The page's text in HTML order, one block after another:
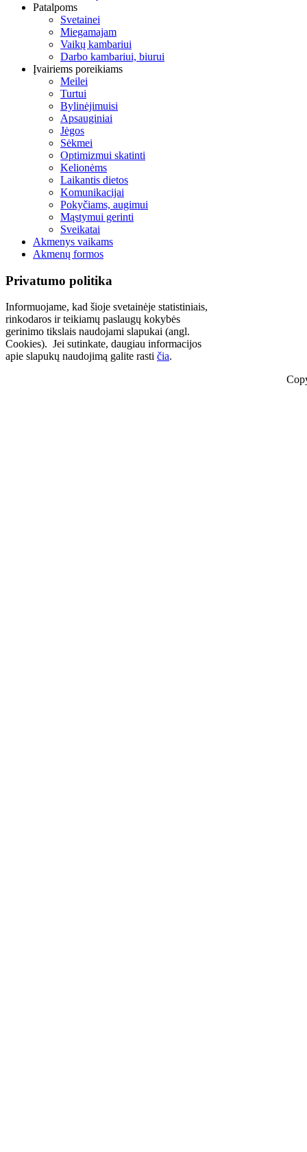
Patalpoms
Svetainei
Miegamajam
Vaikų kambariui
Darbo kambariui, biurui
Įvairiems poreikiams
Meilei
Turtui
Bylinėjimuisi
Apsauginiai
Jėgos
Sėkmei
Optimizmui skatinti
Kelionėms
Laikantis dietos
Komunikacijai
Pokyčiams, augimui
Mąstymui gerinti
Sveikatai
Akmenys vaikams
Akmenų formos
Privatumo politika
Informuojame, kad šioje svetainėje statistiniais,
rinkodaros ir teikiamų paslaugų kokybės
gerinimo tikslais naudojami slapukai (angl.
Cookies). Jei sutinkate, daugiau informacijos
apie slapukų naudojimą galite rasti čia.